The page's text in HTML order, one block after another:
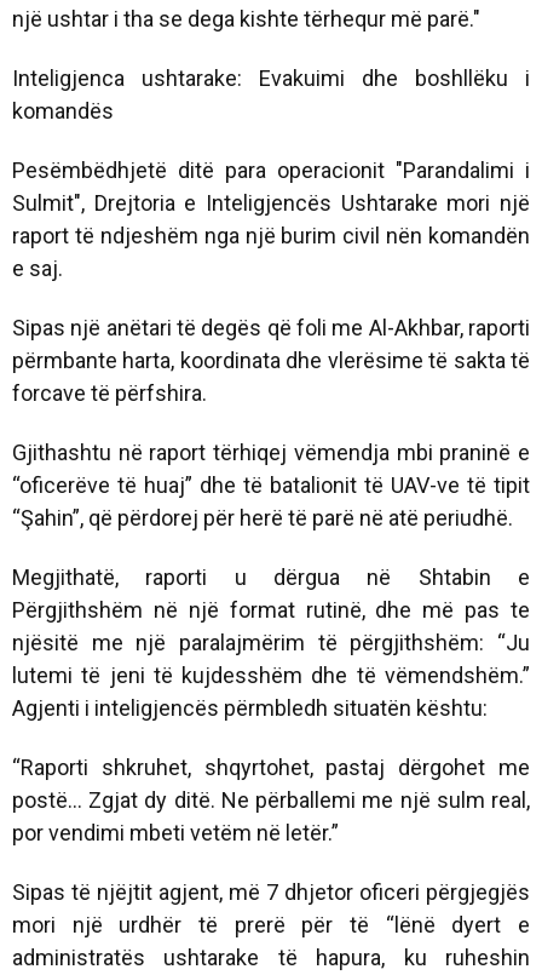
një ushtar i tha se dega kishte tërhequr më parë."
Inteligjenca ushtarake: Evakuimi dhe boshllëku i
komandës
Pesëmbëdhjetë ditë para operacionit "Parandalimi i
Sulmit", Drejtoria e Inteligjencës Ushtarake mori një
raport të ndjeshëm nga një burim civil nën komandën
e saj.
Sipas një anëtari të degës që foli me Al-Akhbar, raporti
përmbante harta, koordinata dhe vlerësime të sakta të
forcave të përfshira.
Gjithashtu në raport tërhiqej vëmendja mbi praninë e
“oficerëve të huaj” dhe të batalionit të UAV-ve të tipit
“Şahin”, që përdorej për herë të parë në atë periudhë.
Megjithatë, raporti u dërgua në Shtabin e
Përgjithshëm në një format rutinë, dhe më pas te
njësitë me një paralajmërim të përgjithshëm: “Ju
lutemi të jeni të kujdesshëm dhe të vëmendshëm.”
Agjenti i inteligjencës përmbledh situatën kështu:
“Raporti shkruhet, shqyrtohet, pastaj dërgohet me
postë… Zgjat dy ditë. Ne përballemi me një sulm real,
por vendimi mbeti vetëm në letër.”
Sipas të njëjtit agjent, më 7 dhjetor oficeri përgjegjës
mori një urdhër të prerë për të “lënë dyert e
administratës ushtarake të hapura, ku ruheshin